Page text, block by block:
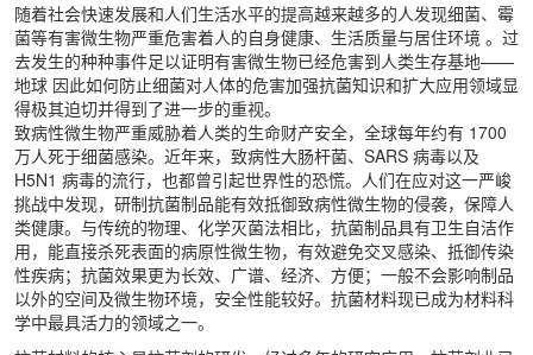
随着社会快速发展和人们生活水平的提高越来越多的人发现细菌、霉
菌等有害微生物严重危害着人的自身健康、生活质量与居住环境 。过
去发生的种种事件足以证明有害微生物已经危害到人类生存基地——
地球 因此如何防止细菌对人体的危害加强抗菌知识和扩大应用领域显
得极其迫切并得到了进一步的重视。
致病性微生物严重威胁着人类的生命财产安全，全球每年约有 1700
万人死于细菌感染。近年来，致病性大肠杆菌、SARS 病毒以及
H5N1 病毒的流行，也都曾引起世界性的恐慌。人们在应对这一严峻
挑战中发现，研制抗菌制品能有效抵御致病性微生物的侵袭，保障人
类健康。与传统的物理、化学灭菌法相比，抗菌制品具有卫生自洁作
用，能直接杀死表面的病原性微生物，有效避免交叉感染、抵御传染
性疾病；抗菌效果更为长效、广谱、经济、方便；一般不会影响制品
以外的空间及微生物环境，安全性能较好。抗菌材料现已成为材料科
学中最具活力的领域之一。